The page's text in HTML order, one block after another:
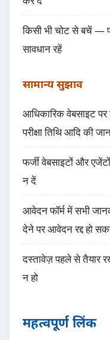
किसी भी चोट से बचें —
सावधान रहें
सामान्य सुझाव
आधिकारिक वेबसाइट
परीक्षा तिथि आदि की
फर्जी वेबसाइटों और
न दें
आवेदन फॉर्म में सभी
देने पर आवेदन रद्द हो
दस्तावेज़ पहले से तैयार
न हो
महत्वपूर्ण लिंक